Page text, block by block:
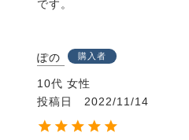
です。
ぽの 購入者
10代 女性
投稿日
2022/11/14